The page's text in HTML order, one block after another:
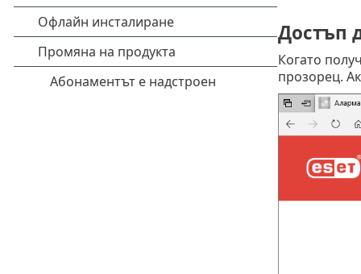
Достъп
Когато
прозорец.